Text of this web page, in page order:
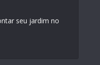
seu jardim no